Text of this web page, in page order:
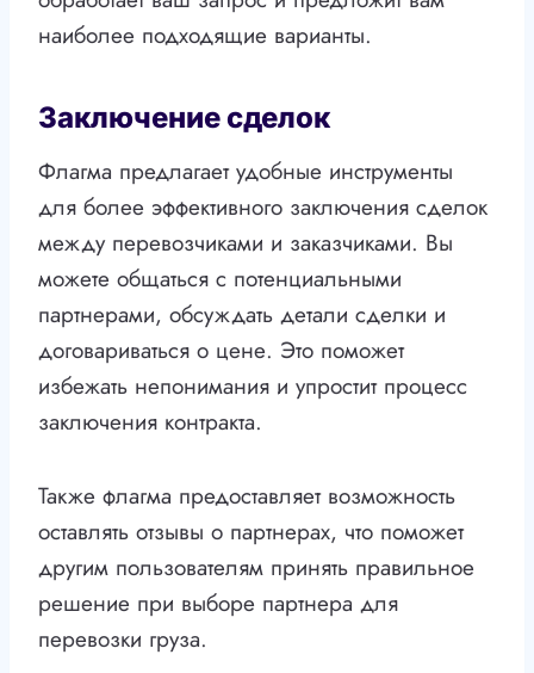
наиболее подходящие варианты.
Заключение сделок
Флагма предлагает удобные инструменты
для более эффективного заключения сделок
между перевозчиками и заказчиками. Вы
можете общаться с потенциальными
партнерами, обсуждать детали сделки и
договариваться о цене. Это поможет
избежать непонимания и упростит процесс
заключения контракта.
Также флагма предоставляет возможность
оставлять отзывы о партнерах, что поможет
другим пользователям принять правильное
решение при выборе партнера для
перевозки груза.